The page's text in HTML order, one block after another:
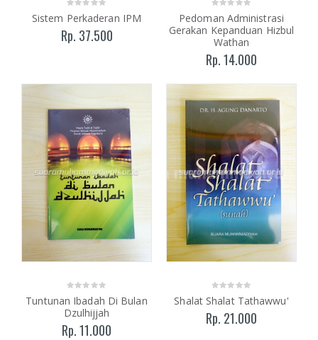
Sistem Perkaderan IPM
Rp. 37.500
Pedoman Administrasi
Gerakan Kepanduan Hizbul
Wathan
Rp. 14.000
Tuntunan Ibadah Di Bulan
Dzulhijjah
Rp. 11.000
Shalat Shalat Tathawwu'
Rp. 21.000